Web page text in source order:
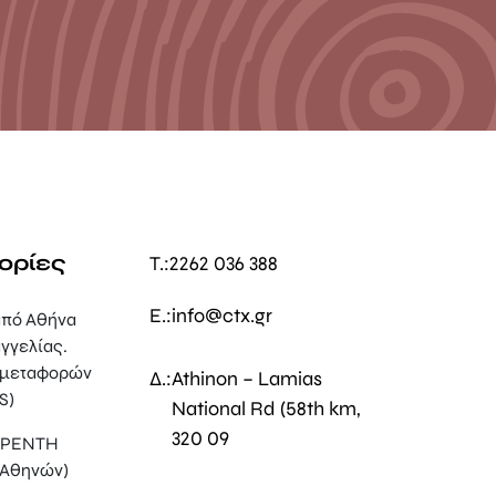
Αθήνα
ΡΕΝΤΗ
T.:2262 036 388
E.:info@ctx.gr
Δ.:Athinon – Lamias
National Rd (58th km,
320 09